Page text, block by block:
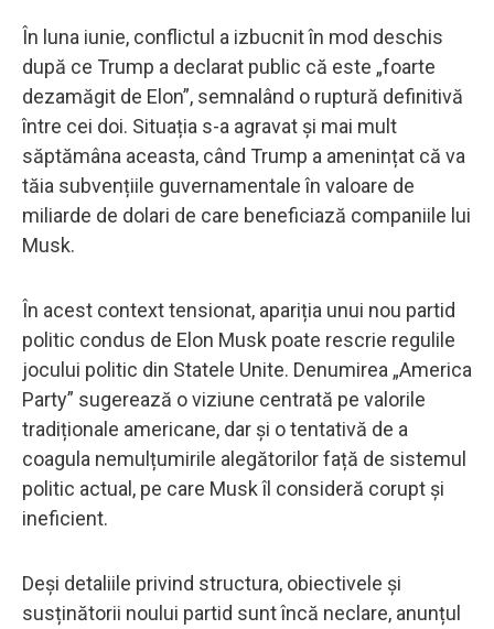
În luna iunie, conflictul a izbucnit în mod deschis
după ce Trump a declarat public că este „foarte
dezamăgit de Elon”, semnalând o ruptură definitivă
între cei doi. Situația s-a agravat și mai mult
săptămâna aceasta, când Trump a amenințat că va
tăia subvențiile guvernamentale în valoare de
miliarde de dolari de care beneficiază companiile lui
Musk.
În acest context tensionat, apariția unui nou partid
politic condus de Elon Musk poate rescrie regulile
jocului politic din Statele Unite. Denumirea „America
Party” sugerează o viziune centrată pe valorile
tradiționale americane, dar și o tentativă de a
coagula nemulțumirile alegătorilor față de sistemul
politic actual, pe care Musk îl consideră corupt și
ineficient.
Deși detaliile privind structura, obiectivele și
susținătorii noului partid sunt încă neclare, anunțul